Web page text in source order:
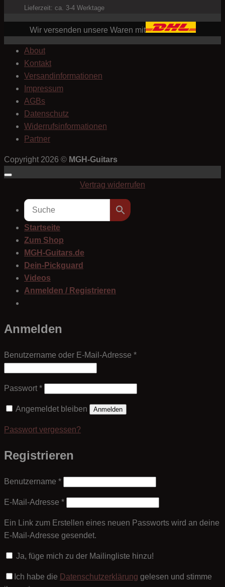
Lieferzeit: ca. 3-4 Werktage
Wir versenden unsere Waren mit
About
Kontakt
Versandinformationen
Impressum
AGBs
Datenschutz
Widerrufsinformationen
Partner
Copyright 2026 © MGH-Guitars
Vertrag widerrufen
Startseite
Zum Shop
MGH-Guitars.de
Dein-Pickguard
Videos
Anmelden / Registrieren
Anmelden
Benutzername oder E-Mail-Adresse *Erforderlich
Passwort *Erforderlich
Angemeldet bleiben Anmelden
Passwort vergessen?
Registrieren
Benutzername *Erforderlich
E-Mail-Adresse *Erforderlich
Ein Link zum Erstellen eines neuen Passworts wird an deine
E-Mail-Adresse gesendet.
Ja, füge mich zu der Mailingliste hinzu!
Ich habe die Datenschutzerklärung gelesen und stimme